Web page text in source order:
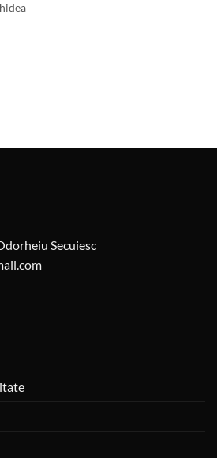
Secuiesc